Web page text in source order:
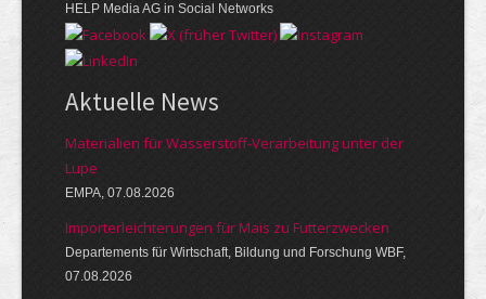
HELP Media AG in Social Networks
Aktuelle News
Materialien für Wasserstoff-Verarbeitung unter der
Lupe
EMPA, 07.08.2026
Importerleichterungen für Mais zu Futterzwecken
Departements für Wirtschaft, Bildung und Forschung WBF,
07.08.2026